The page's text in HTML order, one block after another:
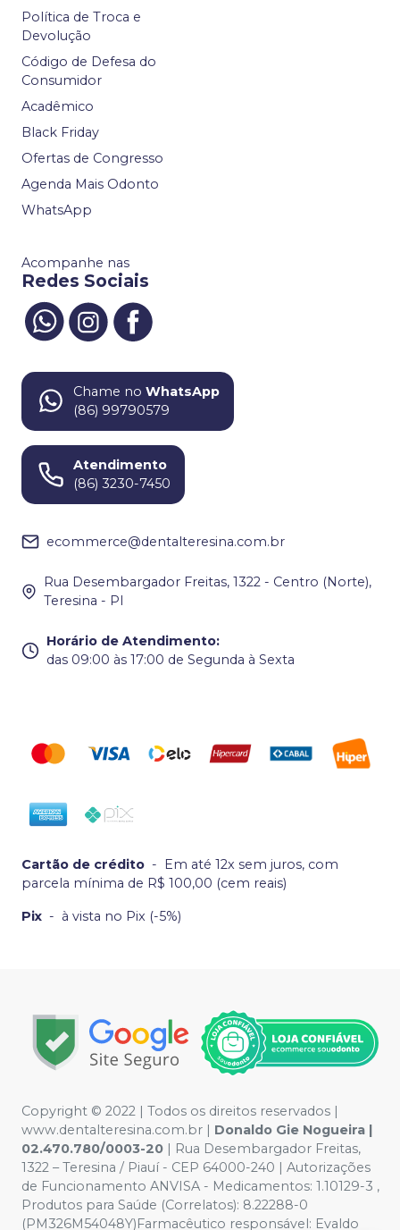
Política de Troca e
Devolução
Código de Defesa do
Consumidor
Acadêmico
Black Friday
Ofertas de Congresso
Agenda Mais Odonto
WhatsApp
Acompanhe nas
Redes Sociais
Chame no WhatsApp
(86) 99790579
Atendimento
(86) 3230-7450
ecommerce@dentalteresina.com.br
Rua Desembargador Freitas, 1322 - Centro (Norte),
Teresina - PI
Horário de Atendimento:
das 09:00 às 17:00 de Segunda à Sexta
Cartão de crédito - Em até 12x sem juros, com
parcela mínima de R$ 100,00 (cem reais)
Pix - à vista no Pix (-5%)
Copyright © 2022 | Todos os direitos reservados |
www.dentalteresina.com.br | Donaldo Gie Nogueira |
02.470.780/0003-20 | Rua Desembargador Freitas,
1322 – Teresina / Piauí - CEP 64000-240 | Autorizações
de Funcionamento ANVISA - Medicamentos: 1.10129-3 ,
Produtos para Saúde (Correlatos): 8.22288-0
(PM326M54048Y)Farmacêutico responsável: Evaldo